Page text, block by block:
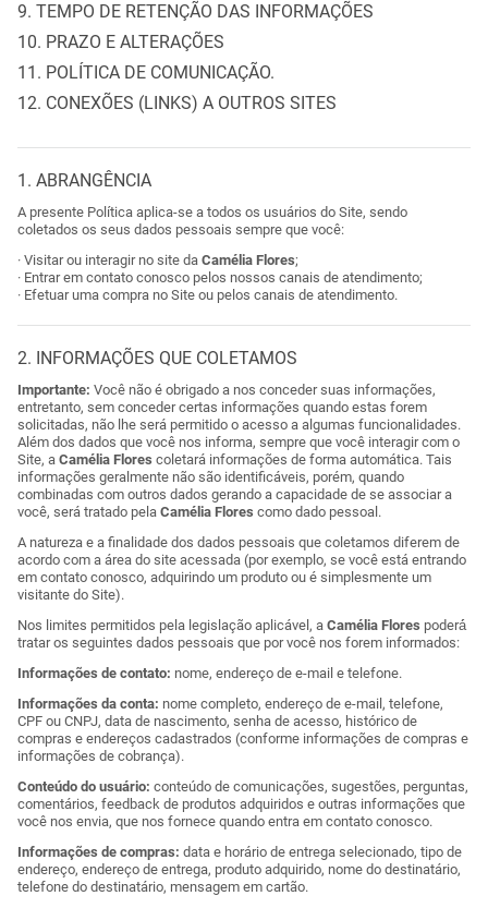
9. TEMPO DE RETENÇÃO DAS INFORMAÇÕES
10. PRAZO E ALTERAÇÕES
11. POLÍTICA DE COMUNICAÇÃO.
12. CONEXÕES (LINKS) A OUTROS SITES
1. ABRANGÊNCIA
A presente Política aplica-se a todos os usuários do Site, sendo
coletados os seus dados pessoais sempre que você:
· Visitar ou interagir no site da Camélia Flores;
· Entrar em contato conosco pelos nossos canais de atendimento;
· Efetuar uma compra no Site ou pelos canais de atendimento.
2. INFORMAÇÕES QUE COLETAMOS
Importante: Você não é obrigado a nos conceder suas informações,
entretanto, sem conceder certas informações quando estas forem
solicitadas, não lhe será permitido o acesso a algumas funcionalidades.
Além dos dados que você nos informa, sempre que você interagir com o
Site, a Camélia Flores coletará informações de forma automática. Tais
informações geralmente não são identificáveis, porém, quando
combinadas com outros dados gerando a capacidade de se associar a
você, será tratado pela Camélia Flores como dado pessoal.
A natureza e a finalidade dos dados pessoais que coletamos diferem de
acordo com a área do site acessada (por exemplo, se você está entrando
em contato conosco, adquirindo um produto ou é simplesmente um
visitante do Site).
Nos limites permitidos pela legislação aplicável, a Camélia Flores poderá́
tratar os seguintes dados pessoais que por você nos forem informados:
Informações de contato: nome, endereço de e-mail e telefone.
Informações da conta: nome completo, endereço de e-mail, telefone,
CPF ou CNPJ, data de nascimento, senha de acesso, histórico de
compras e endereços cadastrados (conforme informações de compras e
informações de cobrança).
Conteúdo do usuário: conteúdo de comunicações, sugestões, perguntas,
comentários, feedback de produtos adquiridos e outras informações que
você nos envia, que nos fornece quando entra em contato conosco.
Informações de compras: data e horário de entrega selecionado, tipo de
endereço, endereço de entrega, produto adquirido, nome do destinatário,
telefone do destinatário, mensagem em cartão.